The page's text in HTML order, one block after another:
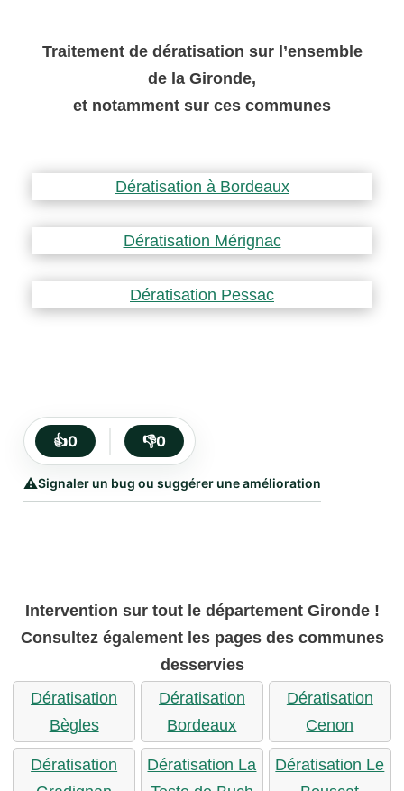
Traitement de dératisation sur l’ensemble
de la Gironde,
et notamment sur ces communes
Dératisation à Bordeaux
Dératisation Mérignac
Dératisation Pessac
👍0 👎0
⚠️Signaler un bug ou suggérer une amélioration
Intervention sur tout le département Gironde !
Consultez également les pages des communes
desservies
Dératisation
Bègles
Dératisation
Bordeaux
Dératisation
Cenon
Dératisation
Dératisation La
Dératisation Le